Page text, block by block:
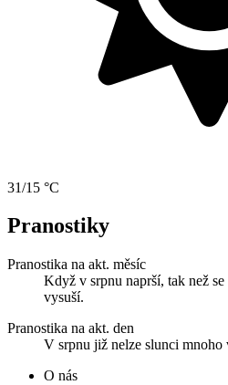
31/15 °C
Pranostiky
Pranostika na akt. měsíc
Když v srpnu naprší, tak než
vysuší.
Pranostika na akt. den
V srpnu již nelze slunci mnoho
O nás